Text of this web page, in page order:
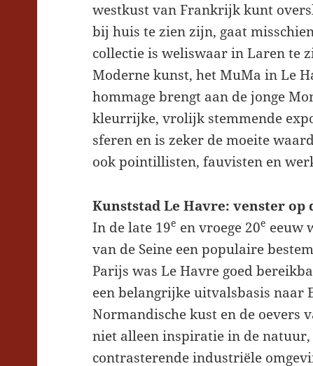
westkust van Frankrijk kunt
bij huis te zien zijn, gaat
collectie is weliswaar in Laren te
Moderne kunst, het MuMa in Le
hommage brengt aan de jonge
kleurrijke, vrolijk stemmende
sferen en is zeker de moeite
ook pointillisten, fauvisten en
Kunststad Le Havre: venster op
In de late 19e en vroege 20e eeuw
van de Seine een populaire
Parijs was Le Havre goed
een belangrijke uitvalsbasis naar
Normandische kust en de oevers
niet alleen inspiratie in de
contrasterende industriële